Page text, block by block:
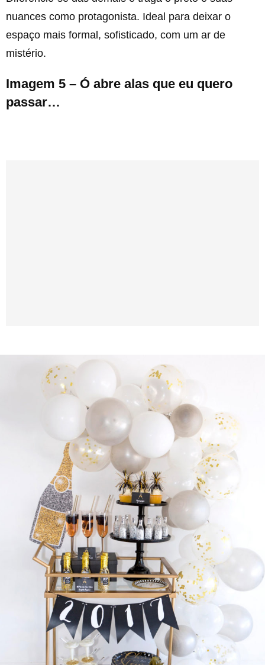
nuances como protagonista. Ideal para deixar o
espaço mais formal, sofisticado, com um ar de
mistério.
Imagem 5 – Ó abre alas que eu quero
passar…